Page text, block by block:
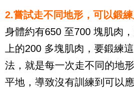
2.嘗試走不同地形，可以鍛練
身體約有650 至700 塊肌肉
上的200 多塊肌肉，要鍛練
法，就是每一次走不同的地
平地，導致沒有訓練到可以